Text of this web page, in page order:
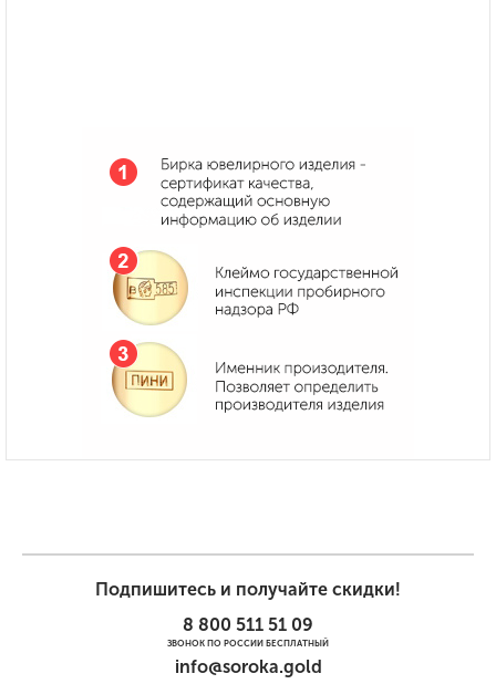
Подпишитесь и получайте скидки!
8 800 511 51 09
ЗВОНОК ПО РОССИИ БЕСПЛАТНЫЙ
info@soroka.gold